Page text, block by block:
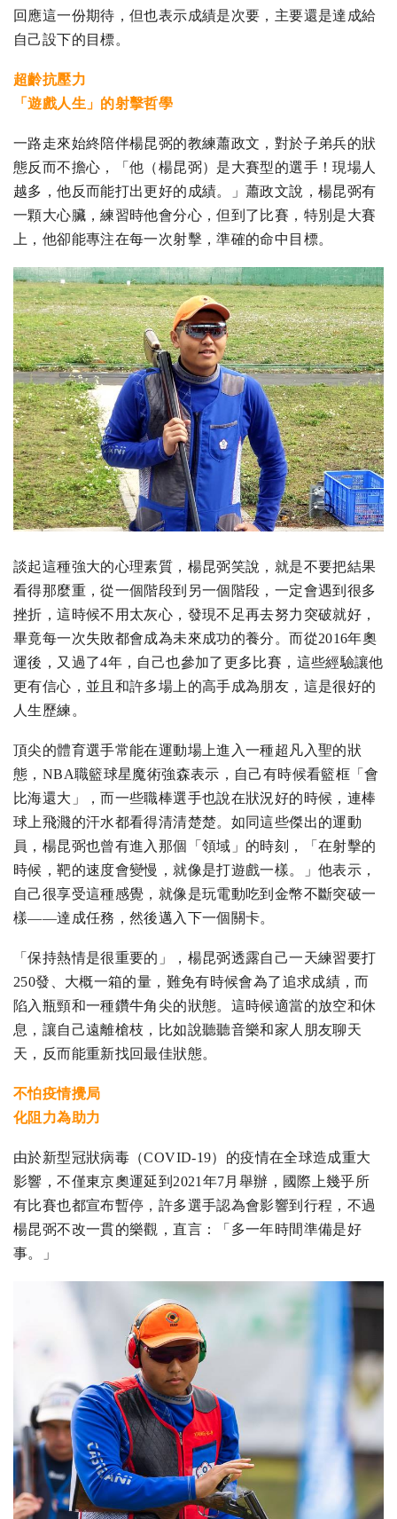
回應這一份期待，但也表示成績是次要，主要還是達成給
自己設下的目標。
超齡抗壓力
「遊戲人生」的射擊哲學
一路走來始終陪伴楊昆弼的教練蕭政文，對於子弟兵的狀
態反而不擔心，「他（楊昆弼）是大賽型的選手！現場人
越多，他反而能打出更好的成績。」蕭政文說，楊昆弼有
一顆大心臟，練習時他會分心，但到了比賽，特別是大賽
上，他卻能專注在每一次射擊，準確的命中目標。
談起這種強大的心理素質，楊昆弼笑說，就是不要把結果
看得那麼重，從一個階段到另一個階段，一定會遇到很多
挫折，這時候不用太灰心，發現不足再去努力突破就好，
畢竟每一次失敗都會成為未來成功的養分。而從2016年奧
運後，又過了4年，自己也參加了更多比賽，這些經驗讓他
更有信心，並且和許多場上的高手成為朋友，這是很好的
人生歷練。
頂尖的體育選手常能在運動場上進入一種超凡入聖的狀
態，NBA職籃球星魔術強森表示，自己有時候看籃框「會
比海還大」，而一些職棒選手也說在狀況好的時候，連棒
球上飛濺的汗水都看得清清楚楚。如同這些傑出的運動
員，楊昆弼也曾有進入那個「領域」的時刻，「在射擊的
時候，靶的速度會變慢，就像是打遊戲一樣。」他表示，
自己很享受這種感覺，就像是玩電動吃到金幣不斷突破一
樣——達成任務，然後邁入下一個關卡。
「保持熱情是很重要的」，楊昆弼透露自己一天練習要打
250發、大概一箱的量，難免有時候會為了追求成績，而
陷入瓶頸和一種鑽牛角尖的狀態。這時候適當的放空和休
息，讓自己遠離槍枝，比如說聽聽音樂和家人朋友聊天
天，反而能重新找回最佳狀態。
不怕疫情攪局
化阻力為助力
由於新型冠狀病毒（COVID-19）的疫情在全球造成重大
影響，不僅東京奧運延到2021年7月舉辦，國際上幾乎所
有比賽也都宣布暫停，許多選手認為會影響到行程，不過
楊昆弼不改一貫的樂觀，直言：「多一年時間準備是好
事。」